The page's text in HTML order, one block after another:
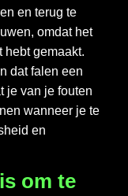
en terug te
omdat het
hebt gemaakt.
dat falen een
je van je fouten
wanneer je te
en
om te